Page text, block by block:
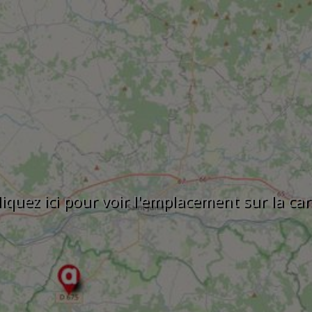
ici pour voir l'emplacement sur la